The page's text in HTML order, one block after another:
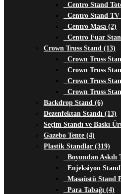
Centro Stand
Centro Stand
Centro Masa (2)
Centro Fuar
Crown Truss Stand (13)
Crown Truss
Crown Truss
Crown Truss
Crown Truss
Backdrop Stand (6)
Dezenfektan Standı (13)
Seçim Standı ve Baskı
Gazebo Tente (4)
Plastik Standlar (319)
Boyundan Askılı
Enjeksiyon
Masaüstü Stand
Para Tabağı (4)